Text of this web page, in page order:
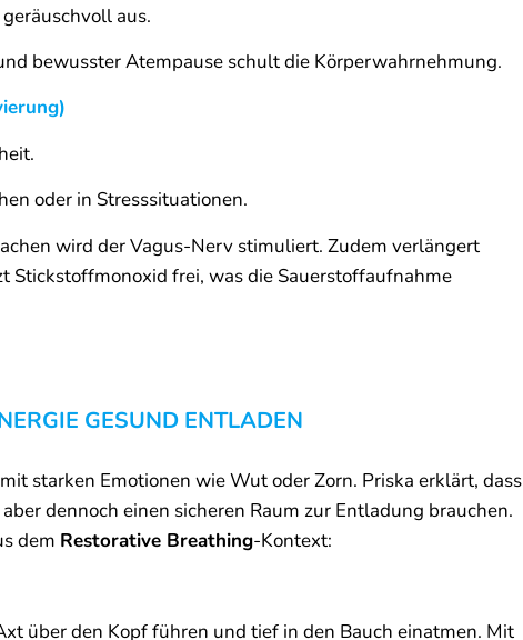
aus.
bewusster Atempause schult die Körperwahrnehmung.
oder in Stresssituationen.
wird der Vagus-Nerv stimuliert. Zudem verlängert
Stickstoffmonoxid frei, was die Sauerstoffaufnahme
GESUND ENTLADEN
starken Emotionen wie Wut oder Zorn. Priska erklärt, dass
dennoch einen sicheren Raum zur Entladung brauchen.
dem Restorative Breathing-Kontext:
über den Kopf führen und tief in den Bauch einatmen. Mit